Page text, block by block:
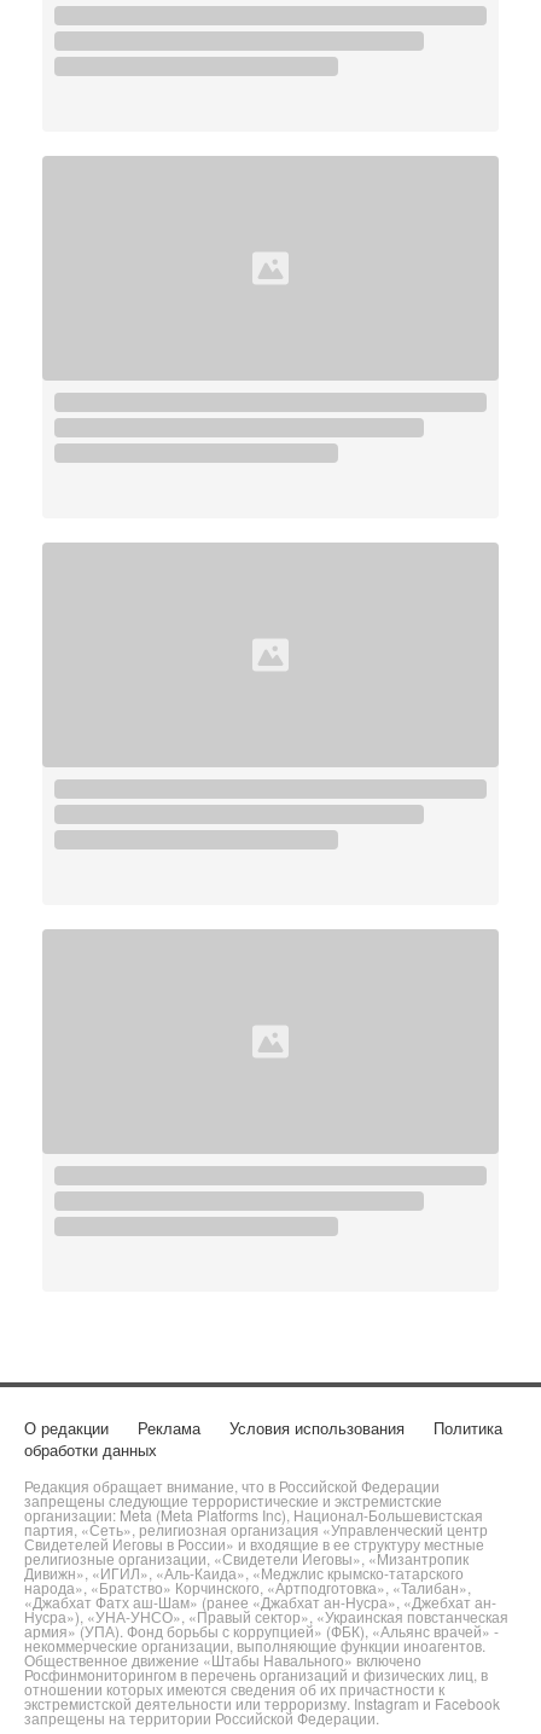
О редакции Реклама Условия использования
Политика
обработки данных
Редакция обращает внимание, что в Российской Федерации
запрещены следующие террористические и экстремистские
организации: Meta (Meta Platforms Inc), Национал-Большевистская
партия, «Сеть», религиозная организация «Управленческий центр
Свидетелей Иеговы в России» и входящие в ее структуру местные
религиозные организации, «Свидетели Иеговы», «Мизантропик
Дивижн», «ИГИЛ», «Аль-Каида», «Меджлис крымско-татарского
народа», «Братство» Корчинского, «Артподготовка», «Талибан»,
«Джабхат Фатх аш-Шам» (ранее «Джабхат ан-Нусра», «Джебхат ан-
Нусра»), «УНА-УНСО», «Правый сектор», «Украинская повстанческая
армия» (УПА). Фонд борьбы с коррупцией» (ФБК), «Альянс врачей» -
некоммерческие организации, выполняющие функции иноагентов.
Общественное движение «Штабы Навального» включено
Росфинмониторингом в перечень организаций и физических лиц, в
отношении которых имеются сведения об их причастности к
экстремистской деятельности или терроризму. Instagram и Facebook
запрещены на территории Российской Федерации.